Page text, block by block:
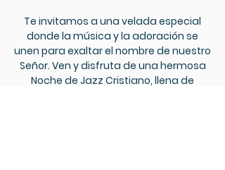
Te invitamos a una velada especial
donde la música y la adoración se
unen para exaltar el nombre de nuestro
Señor. Ven y disfruta de una hermosa
Noche de Jazz Cristiano, llena de